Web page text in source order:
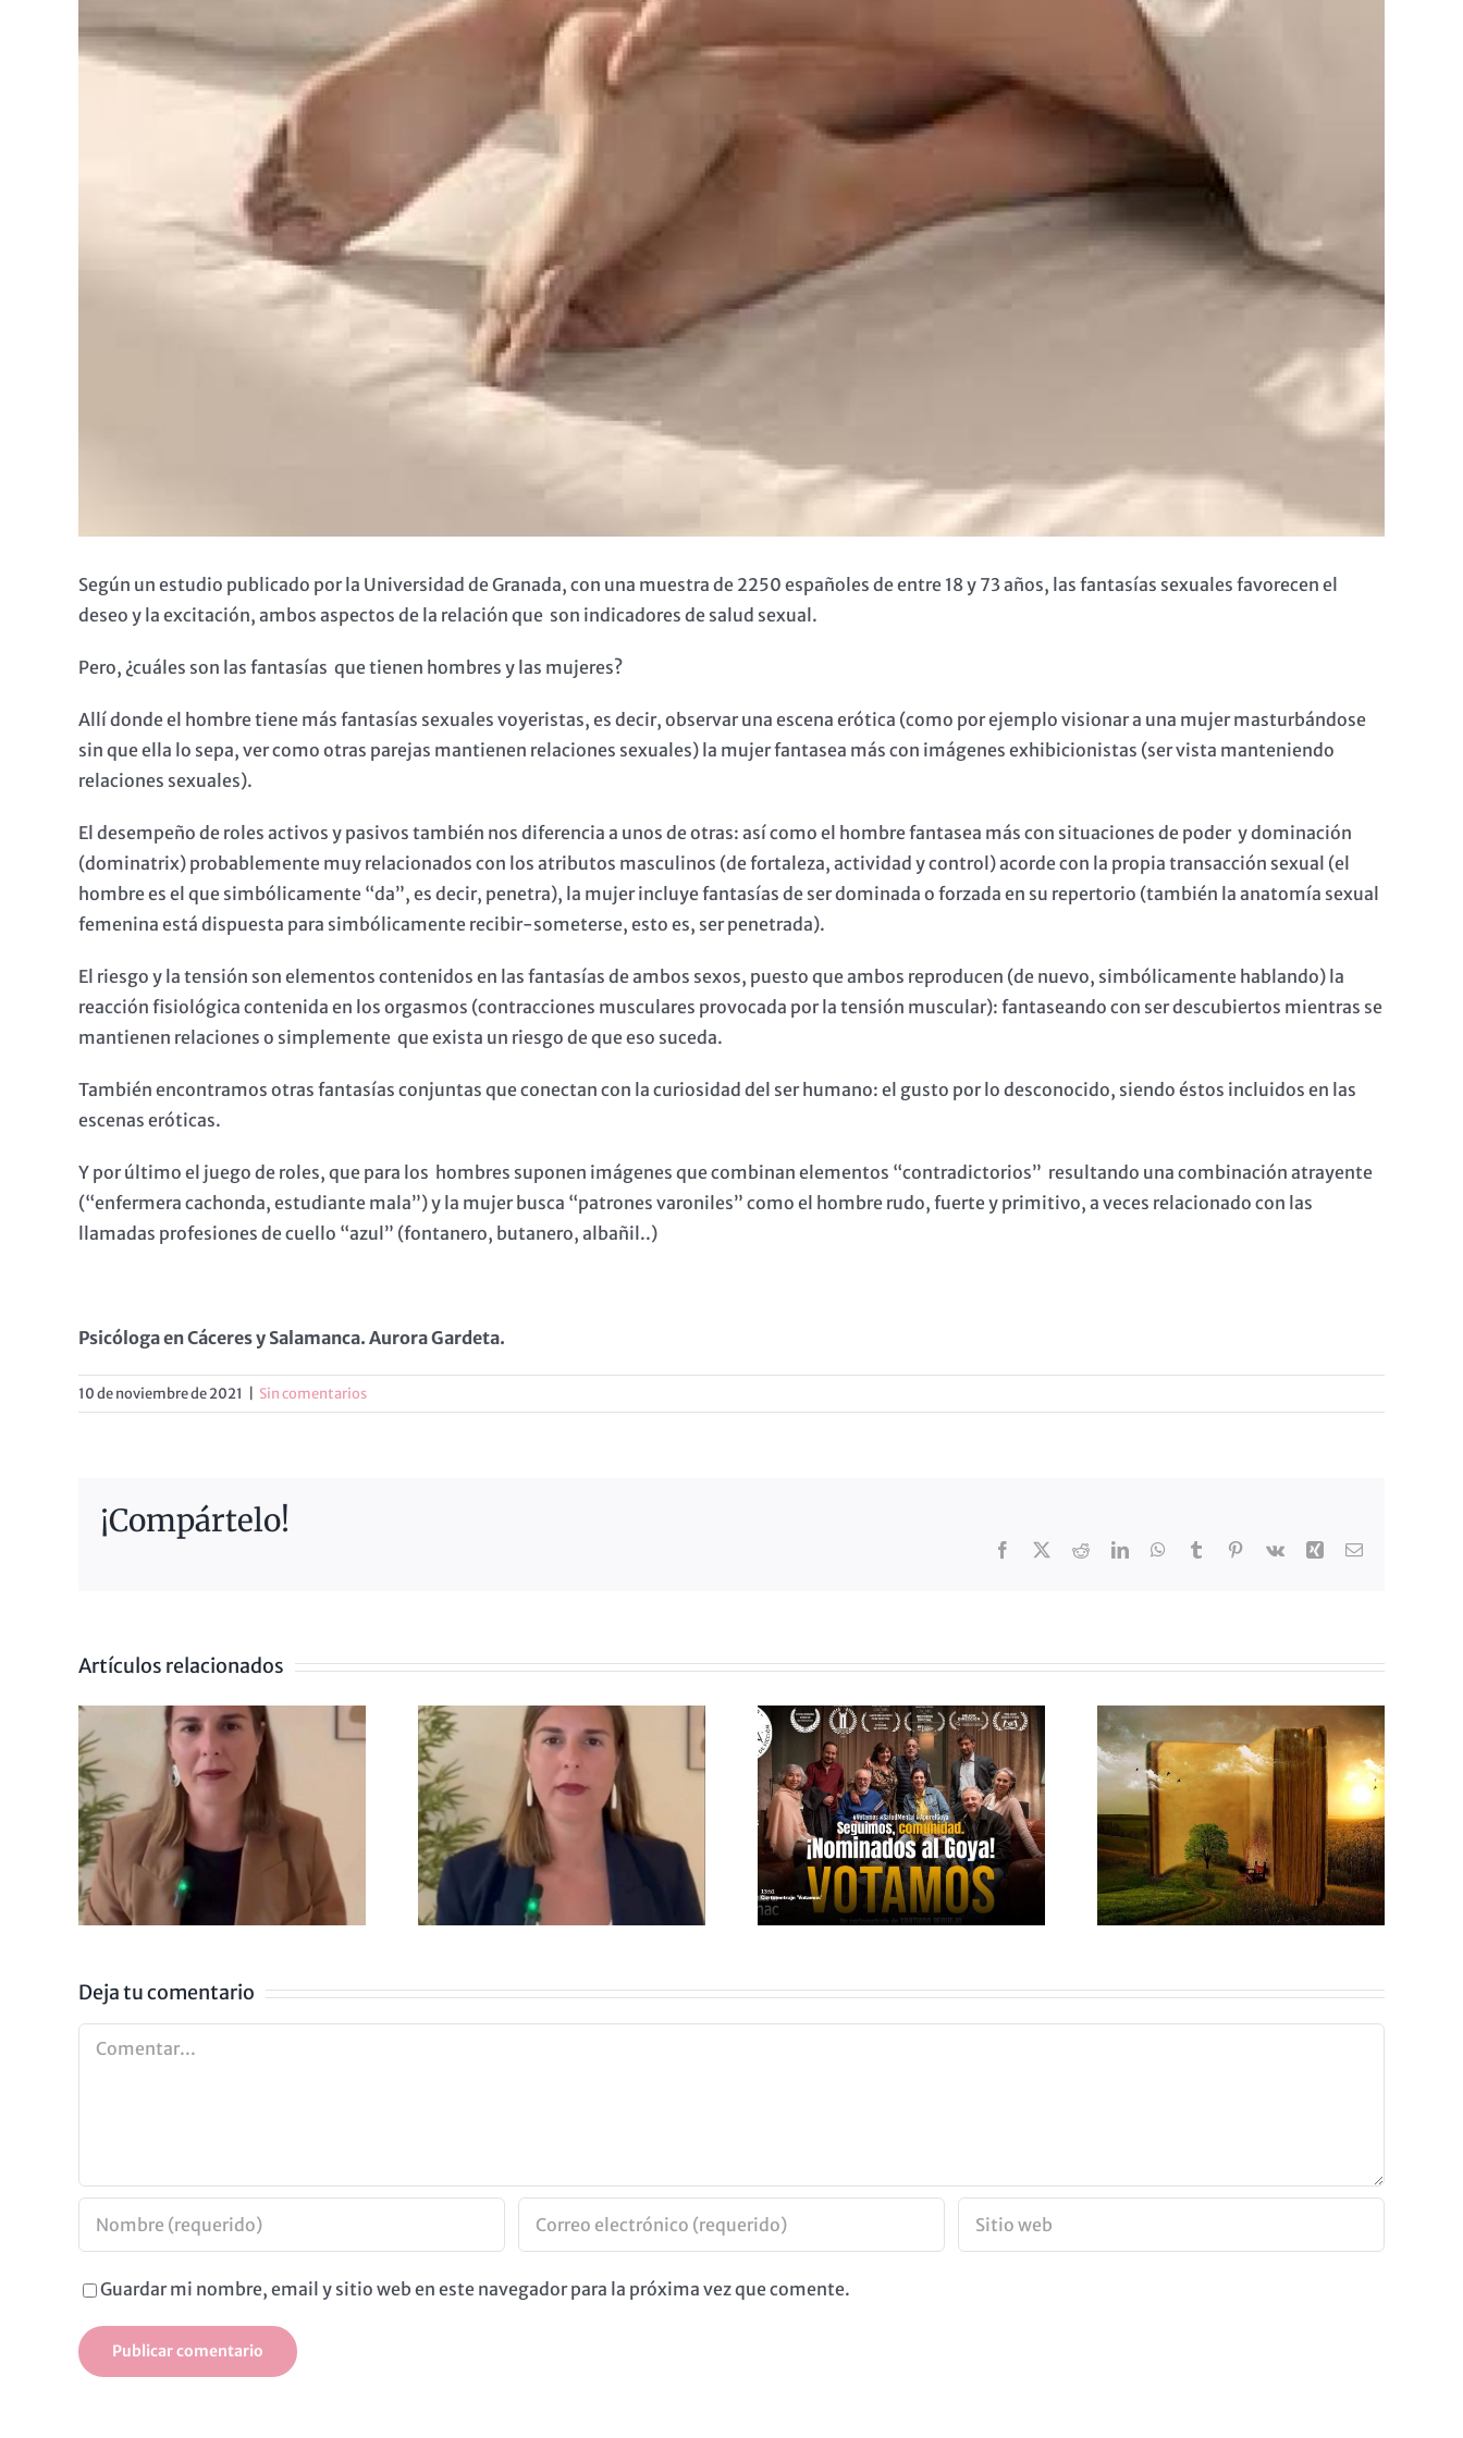
Según un estudio publicado por la Universidad de Granada, con una muestra de 2250 españoles de entre 18 y 73 años, las fantasías sexuales favorecen el
deseo y la excitación, ambos aspectos de la relación que son indicadores de salud sexual.
Pero, ¿cuáles son las fantasías que tienen hombres y las mujeres?
Allí donde el hombre tiene más fantasías sexuales voyeristas, es decir, observar una escena erótica (como por ejemplo visionar a una mujer masturbándose
sin que ella lo sepa, ver como otras parejas mantienen relaciones sexuales) la mujer fantasea más con imágenes exhibicionistas (ser vista manteniendo
relaciones sexuales).
El desempeño de roles activos y pasivos también nos diferencia a unos de otras: así como el hombre fantasea más con situaciones de poder y dominación
(dominatrix) probablemente muy relacionados con los atributos masculinos (de fortaleza, actividad y control) acorde con la propia transacción sexual (el
hombre es el que simbólicamente “da”, es decir, penetra), la mujer incluye fantasías de ser dominada o forzada en su repertorio (también la anatomía sexual
femenina está dispuesta para simbólicamente recibir-someterse, esto es, ser penetrada).
El riesgo y la tensión son elementos contenidos en las fantasías de ambos sexos, puesto que ambos reproducen (de nuevo, simbólicamente hablando) la
reacción fisiológica contenida en los orgasmos (contracciones musculares provocada por la tensión muscular): fantaseando con ser descubiertos mientras se
mantienen relaciones o simplemente que exista un riesgo de que eso suceda.
También encontramos otras fantasías conjuntas que conectan con la curiosidad del ser humano: el gusto por lo desconocido, siendo éstos incluidos en las
escenas eróticas.
Y por último el juego de roles, que para los hombres suponen imágenes que combinan elementos “contradictorios” resultando una combinación atrayente
(“enfermera cachonda, estudiante mala”) y la mujer busca “patrones varoniles” como el hombre rudo, fuerte y primitivo, a veces relacionado con las
llamadas profesiones de cuello “azul” (fontanero, butanero, albañil..)
Psicóloga en Cáceres y Salamanca. Aurora Gardeta.
10 de noviembre de 2021 Sin comentarios
¡Compártelo!
Facebook RedditLinkedInWhatsApp
Tumblr Pinterest
Vk Xing Correo
Artículos relacionados
LA ANSIEDAD
NO EXISTE
VOTAMOS, EL
CORTOMETRAJE
NOMINADO A
LOS GOYA
ÉCHALE UN
PAR DE FRESAS
A TU VIDA
COMPRENDIENDO
LA TRISTEZA
Deja tu comentario
Comentar
Guardar mi nombre, email y sitio web en este navegador para la próxima vez que comente.